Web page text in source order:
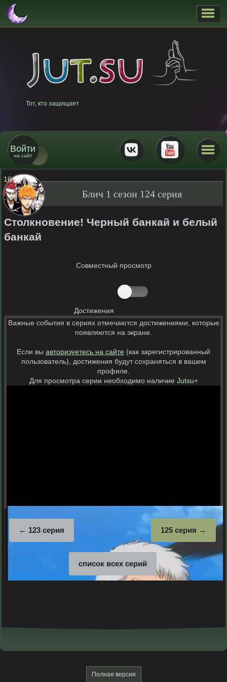
Тот, кто защищает
Войти
на сайт
16+
Блич 1 сезон 124 серия
Столкновение! Черный банкай и белый
банкай
Совместный просмотр
Достижения
Важные события в сериях отмечаются достижениями, которые
появляются на экране.
Если вы авторизуетесь на сайте (как зарегистрированный
пользователь), достижения будут сохраняться в вашем
профиле.
Для просмотра серии необходимо наличие Jutsu+
125 серия
123 серия
список всех серий
Полная версия